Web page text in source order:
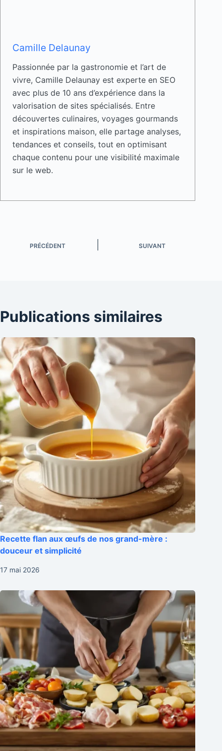
Camille Delaunay
Passionnée par la gastronomie et l’art de
vivre, Camille Delaunay est experte en SEO
avec plus de 10 ans d’expérience dans la
valorisation de sites spécialisés. Entre
découvertes culinaires, voyages gourmands
et inspirations maison, elle partage analyses,
tendances et conseils, tout en optimisant
chaque contenu pour une visibilité maximale
sur le web.
PRÉCÉDENT SUIVANT
Publications similaires
Recette flan aux œufs de nos grand-mère :
douceur et simplicité
17 mai 2026